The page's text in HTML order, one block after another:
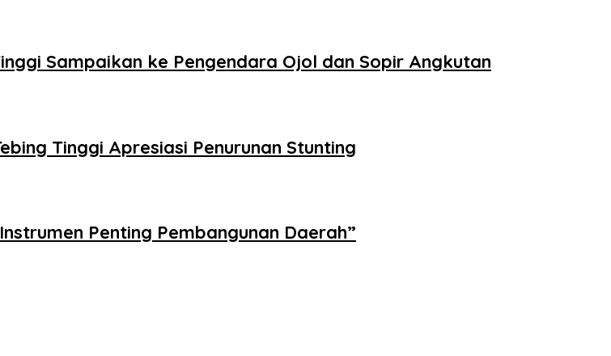
Sampaikan ke Pengendara Ojol dan Sopir Angkutan
Tinggi Apresiasi Penurunan Stunting
Penting Pembangunan Daerah”